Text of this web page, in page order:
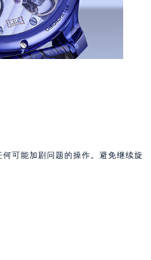
可能加剧问题的操作。避免继续旋